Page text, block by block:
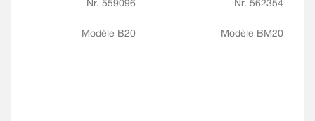
Nr. 559096
Modèle B20
Nr. 562354
Modèle BM20